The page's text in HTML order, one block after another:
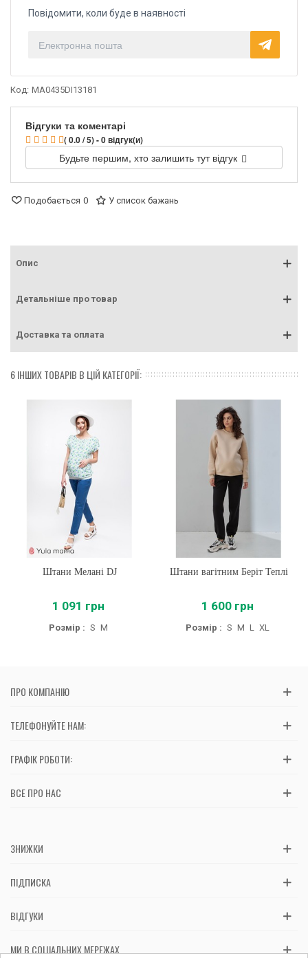
Повідомити, коли буде в наявності
Код: MA0435DI13181
Відгуки та коментарі
( 0.0 / 5) - 0 відгук(и)
Будьте першим, хто залишить тут відгук
Подобається 0 У список бажань
Опис
Детальніше про товар
Доставка та оплата
6 ІНШИХ ТОВАРІВ В ЦІЙ КАТЕГОРІЇ:
Штани Мелані DJ
1 091 грн
Розмір : S M
Штани вагітним Беріт Теплі
1 600 грн
Розмір : S M L XL
ПРО КОМПАНІЮ
ТЕЛЕФОНУЙТЕ НАМ:
ГРАФІК РОБОТИ:
ВСЕ ПРО НАС
ЗНИЖКИ
ПІДПИСКА
ВІДГУКИ
МИ В СОЦІАЛЬНИХ МЕРЕЖАХ